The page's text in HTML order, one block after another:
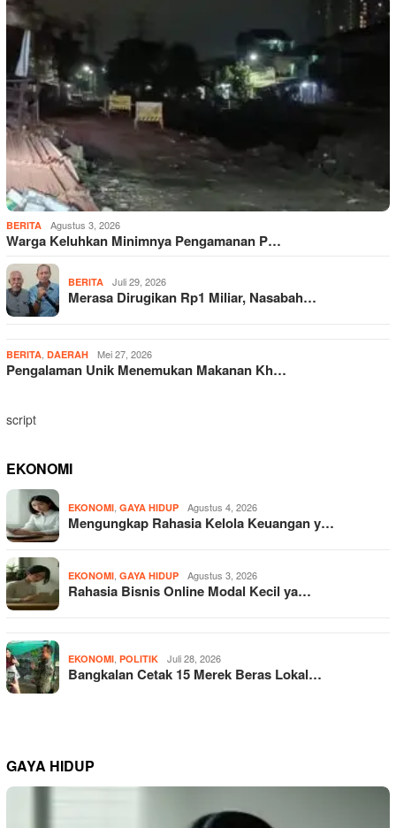
BERITA Agustus 3, 2026
Warga Keluhkan Minimnya Pengamanan P…
BERITA Juli 29, 2026
Merasa Dirugikan Rp1 Miliar, Nasabah…
BERITA DAERAH Mei 27, 2026
Pengalaman Unik Menemukan Makanan Kh…
script
EKONOMI
EKONOMI GAYA HIDUP Agustus 4, 2026
Mengungkap Rahasia Kelola Keuangan y…
EKONOMI GAYA HIDUP Agustus 3, 2026
Rahasia Bisnis Online Modal Kecil ya…
EKONOMI POLITIK Juli 28, 2026
Bangkalan Cetak 15 Merek Beras Lokal…
GAYA HIDUP